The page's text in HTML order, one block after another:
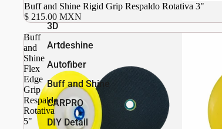
3D
Artdeshine
Autofiber
Buff and Shine
CARPRO
DIY Detail
Buff and Shine Rigid Grip Respaldo Rotativa 3"
$ 215.00 MXN
Buff
and
Shine
Flex
Edge
Grip
Respaldo
Rotativa
5"